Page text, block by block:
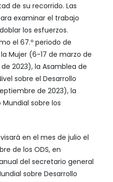
de su recorrido. Las
examinar el trabajo
los esfuerzos.
el 67.º periodo de
Mujer (6-17 de marzo de
2023), la Asamblea de
sobre el Desarrollo
de 2023), la
sobre los
en el mes de julio el
de los ODS, en
del secretario general
sobre Desarrollo